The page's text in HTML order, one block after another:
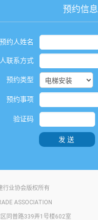
预约信息
预约人姓名
联系方式
预约类型
预约事项
验证码
发送
行业协会版权所有
ASSOCIATION
同普路339弄1号楼602室